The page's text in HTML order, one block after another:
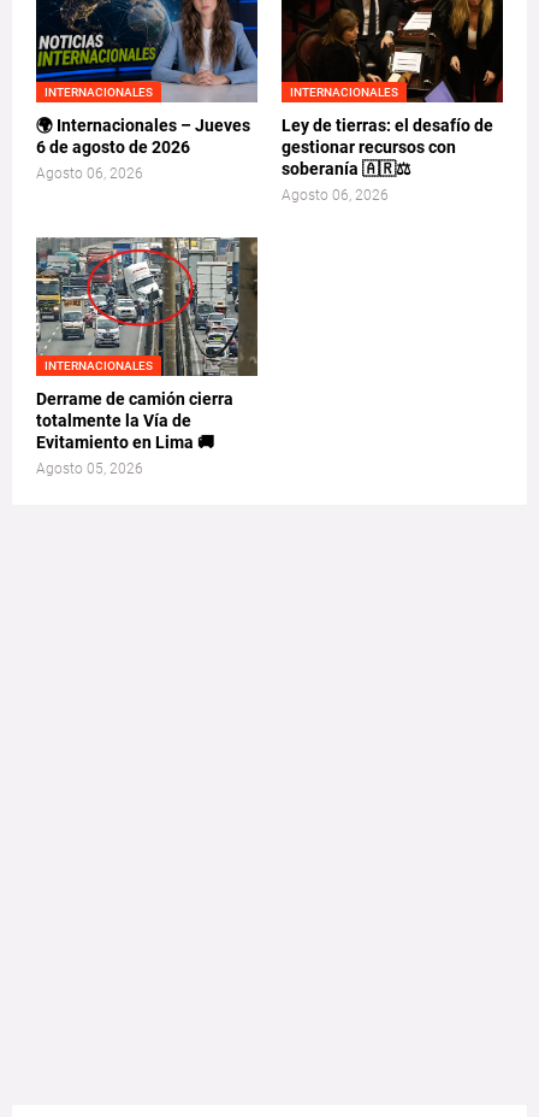
INTERNACIONALES
🌍 Internacionales – Jueves
6 de agosto de 2026
Agosto 06, 2026
INTERNACIONALES
Ley de tierras: el desafío de
gestionar recursos con
soberanía 🇦🇷⚖️
Agosto 06, 2026
INTERNACIONALES
Derrame de camión cierra
totalmente la Vía de
Evitamiento en Lima 🚚
Agosto 05, 2026